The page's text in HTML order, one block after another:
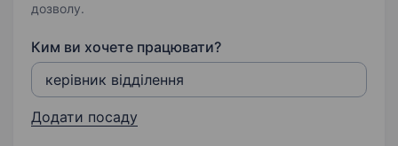
дозволу.
Ким ви хочете працювати?
Додати посаду